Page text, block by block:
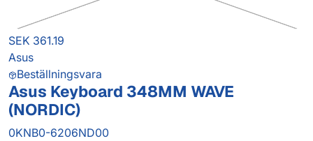
SEK 361.19
Asus
Beställningsvara
Asus Keyboard 348MM WAVE
(NORDIC)
0KNB0-6206ND00